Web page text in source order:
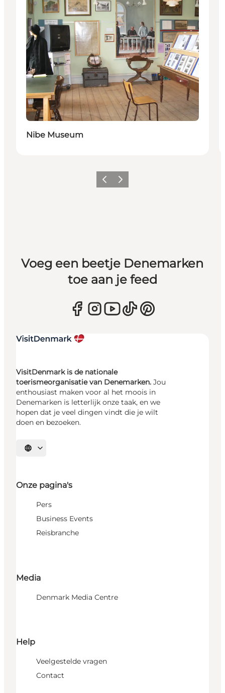
Nibe Museum
Vorige Volgende
Voeg een beetje Denemarken
toe aan je feed
VisitDenmark is de nationale
toerismeorganisatie van Denemarken. Jou
enthousiast maken voor al het moois in
Denemarken is letterlijk onze taak, en we
hopen dat je veel dingen vindt die je wilt
doen en bezoeken.
Selecteer taal
Onze pagina's
Pers
Business Events
Reisbranche
Media
Denmark Media Centre
Help
Veelgestelde vragen
Contact